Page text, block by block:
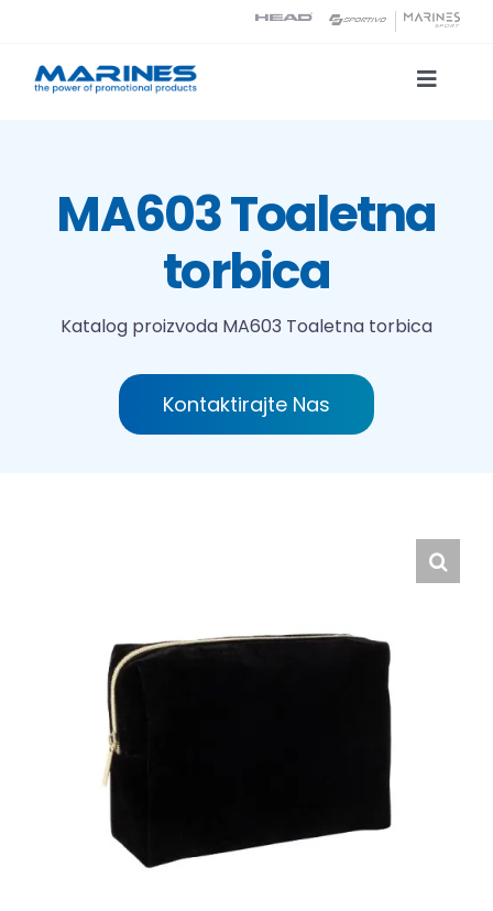
content
Toggle
Tehnologije tiska
MA603 Toaletna
torbica
Katalog proizvoda MA603 Toaletna torbica
Kontaktirajte Nas